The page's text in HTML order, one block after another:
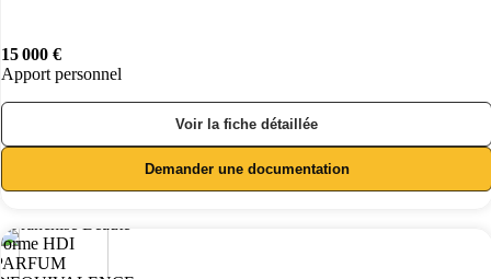
15 000 €
Apport personnel
Voir la fiche détaillée
Demander une documentation